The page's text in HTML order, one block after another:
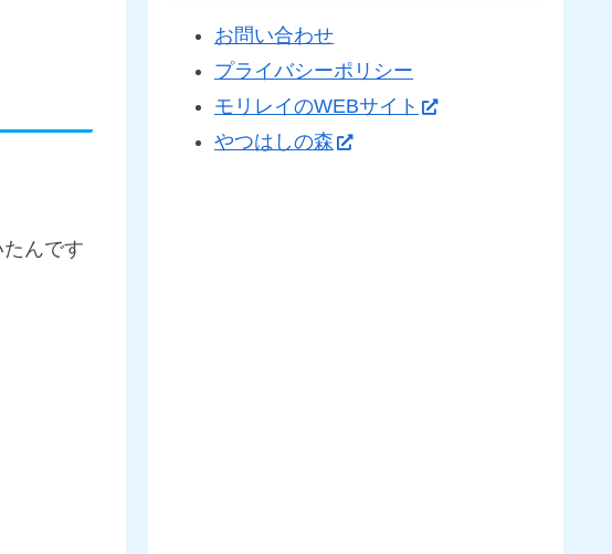
んです
お問い合わせ
プライバシーポリシー
モリレイのWEBサイト
やつはしの森